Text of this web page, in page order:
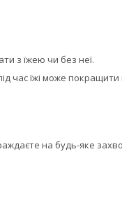
з їжею чи без неї.
їжі може покращити
на будь-яке